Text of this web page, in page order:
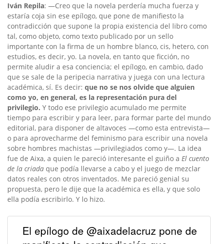
Iván Repila: —Creo que la novela perdería mucha fuerza y
estaría coja sin ese epílogo, que pone de manifiesto la
contradicción que supone la propia existencia del libro como
tal, como objeto, como texto publicado por un sello
importante con la firma de un hombre blanco, cis, hetero, con
estudios, es decir, yo. La novela, en tanto que ficción, no
permite aludir a esa conciencia; el epílogo, en cambio, dado
que se sale de la peripecia narrativa y juega con una lectura
académica, sí. Es decir: que no se nos olvide que alguien
como yo, en general, es la representación pura del
privilegio. Y todo ese privilegio acumulado me permite
tiempo para escribir y para leer, para formar parte del mundo
editorial, para disponer de altavoces —como esta entrevista—
o para aprovecharme del feminismo para escribir una novela
sobre hombres machistas —privilegiados como y—. La idea
fue de Aixa, a quien le pareció interesante el guiño a El cuento
de la criada que podía llevarse a cabo y el juego de mezclar
datos reales con otros inventados. Me pareció genial su
propuesta, pero le dije que la académica es ella, y que solo
ella podía escribirlo. Y lo hizo.
El epílogo de @aixadelacruz pone de